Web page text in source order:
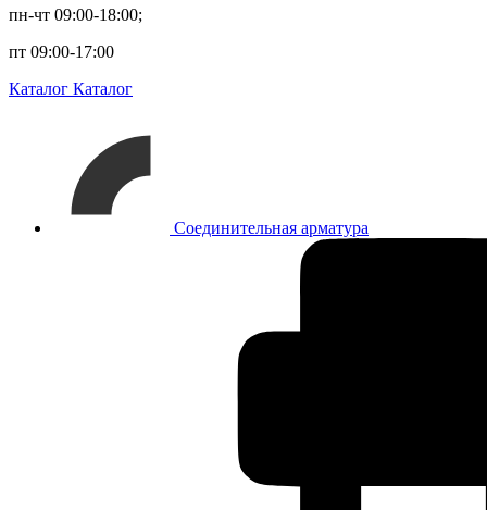
пн-чт 09:00-18:00;
пт 09:00-17:00
Каталог Каталог
Соединительная арматура